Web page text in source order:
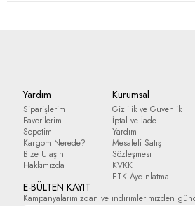
Yardım
Siparişlerim
Favorilerim
Sepetim
Kargom Nerede?
Bize Ulaşın
Hakkımızda
Kurumsal
Gizlilik ve Güvenlik
İptal ve İade
Yardım
Mesafeli Satış
Sözleşmesi
KVKK
ETK Aydınlatma
E-BÜLTEN KAYIT
Kampanyalarımızdan ve indirimlerimizden